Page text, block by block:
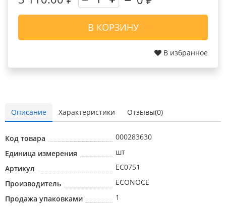
В КОРЗИНУ
В избранное
Описание Характеристики Отзывы(0)
Код товара
000283630
Единица измерения
шт
Артикул
EC0751
Производитель
ECONOCE
Продажа упаковками
1